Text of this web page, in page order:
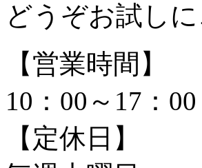
どうぞお試し
【営業時間】
10：00～17：00
【定休日】